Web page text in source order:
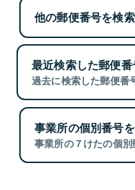
他の郵便番号を検
最近検索した郵便番
過去に検索した郵便番
事業所の個別番号
事業所の７けたの個別